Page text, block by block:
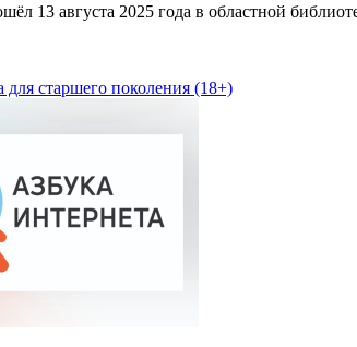
13 августа 2025 года в областной
для старшего поколения (18+)